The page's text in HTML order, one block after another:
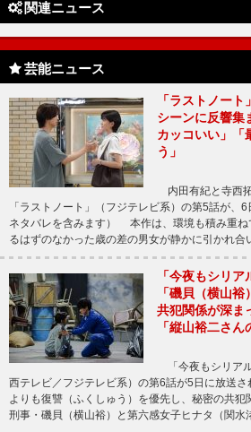
関連ニュース
芸能ニュース
「ラストノー
シーンに反響集
カッコいい」「
う」
内田有紀と寺西
「ラストノート」（フジテレビ系）の第5話が、6
ネタバレを含みます） 本作は、環境も積み重ね
るはずのなかった歳の差の男女が静かに引かれ
「今夜もシリア
「磯貝（横山
共犯関係が深ま
「縦山裕二さん
「今夜もシリア
西テレビ／フジテレビ系）の第6話が5日に放送
よりも復讐（ふくしゅう）を優先し、秘密の共
刑事・磯貝（横山裕）と第六感女子ヒナタ（関